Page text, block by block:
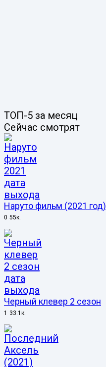
ТОП-5 за месяц
Сейчас смотрят
Наруто фильм (2021 год)
0 55к.
Черный клевер 2 сезон
1 33.1к.